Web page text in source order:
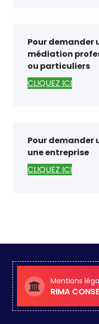
Pour demander
médiation
ou particuliers
CLIQUEZ ICI
Pour demander
une entreprise
CLIQUEZ ICI
Mentions
RIMA